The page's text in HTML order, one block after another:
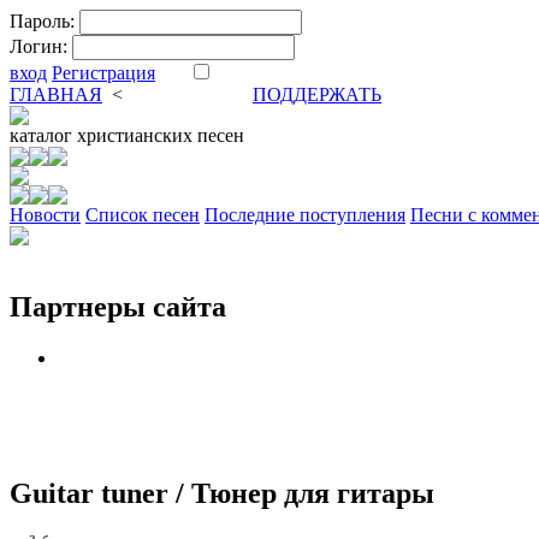
Пароль:
Логин:
вход Регистрация
ГЛАВНАЯ <
ПОДДЕРЖАТЬ
каталог христианских песен
Новости Cписок песен Последние поступления Песни с
Партнеры сайта
Guitar tuner / Тюнер для гитары